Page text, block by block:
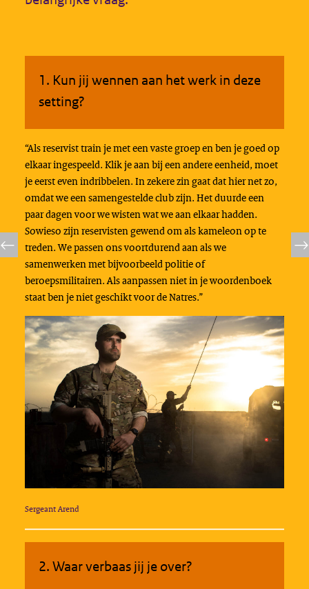
1. Kun jij wennen aan het werk in deze
setting?
“Als reservist train je met een vaste groep en ben je goed op
elkaar ingespeeld. Klik je aan bij een andere eenheid, moet
je eerst even indribbelen. In zekere zin gaat dat hier net zo,
omdat we een samengestelde club zijn. Het duurde een
paar dagen voor we wisten wat we aan elkaar hadden.
Sowieso zijn reservisten gewend om als kameleon op te
treden. We passen ons voortdurend aan als we
samenwerken met bijvoorbeeld politie of
beroepsmilitairen. Als aanpassen niet in je woordenboek
staat ben je niet geschikt voor de Natres.”
Sergeant Arend
2. Waar verbaas jij je over?